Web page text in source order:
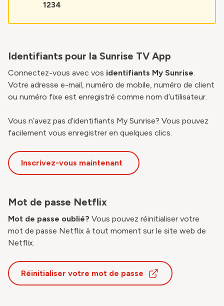
1234
Identifiants pour la Sunrise TV App
Connectez-vous avec vos identifiants My Sunrise.
Votre adresse e-mail, numéro de mobile, numéro de client
ou numéro fixe est enregistré comme nom d’utilisateur.
Vous n’avez pas d’identifiants My Sunrise? Vous pouvez
facilement vous enregistrer en quelques clics.
Inscrivez-vous maintenant
Mot de passe Netflix
Mot de passe oublié? Vous pouvez réinitialiser votre
mot de passe Netflix à tout moment sur le site web de
Netflix.
Réinitialiser votre mot de passe